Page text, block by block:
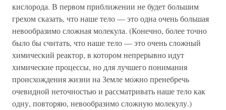
кислорода. В первом приближении не будет большим
грехом сказать, что наше тело — это одна очень большая
невообразимо сложная молекула. (Конечно, более точно
было бы считать, что наше тело — это очень сложный
химический реактор, в котором непрерывно идут
химические процессы, но для лучшего понимания
происхождения жизни на Земле можно пренебречь
очевидной неточностью и рассматривать наше тело как
одну, повторяю, невообразимо сложную молекулу.)